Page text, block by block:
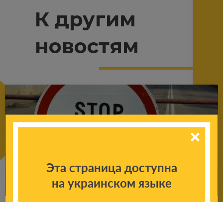
К другим
новостям
Эта страница доступна
на украинском языке